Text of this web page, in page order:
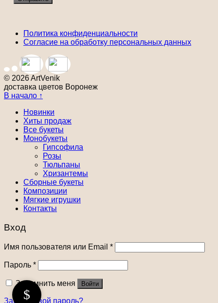
Политика конфиденциальности
Согласие на обработку персональных данных
© 2026 ArtVenik
доставка цветов Воронеж
В начало ↑
Новинки
Хиты продаж
Все букеты
Монобукеты
Гипсофила
Розы
Тюльпаны
Хризантемы
Сборные букеты
Композиции
Мягкие игрушки
Контакты
Вход
Имя пользователя или Email *
Пароль *
Запомнить меня Войти
Забыли свой пароль?